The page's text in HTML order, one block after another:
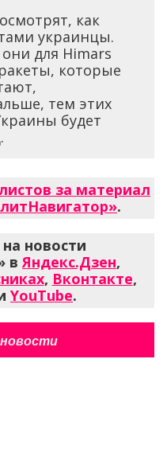
как
украинцы.
для Himars
которые
тем этих
будет
за материал
.
новости
вЯндекс.Дзен,
, Вконтакте,
YouTube.